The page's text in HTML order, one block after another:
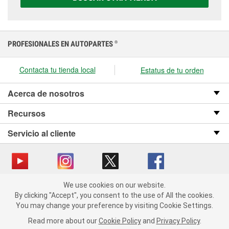
We use cookies on our website. By clicking "Accept", you consent
to the use of All the cookies.
You may change your preference by visiting Cookie Settings.
Read more about our Cookie Policy and Privacy Policy.
PROFESIONALES EN AUTOPARTES ®
Contacta tu tienda local Estatus de tu orden
Acerca de nosotros
Recursos
Servicio al cliente
Copyright © 2008-2026 O’Reilly Auto Parts v OST_3.2.0.0.729 (3) cv1361
catalog_main
Política de privacidad
Ley de transparencia en las cadenas de suministro
de California
We use cookies on our website.
By clicking "Accept", you consent to the use of All the cookies.
You may change your preference by visiting Cookie Settings.
Read more about our Cookie Policy and Privacy Policy.